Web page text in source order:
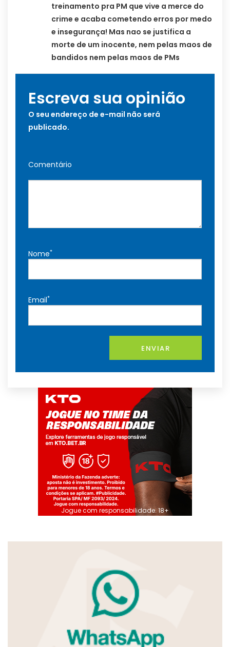
treinamento pra PM que vive a merce do
crime e acaba cometendo erros por medo
e insegurança! Mas nao se justifica a
morte de um inocente, nem pelas maos de
bandidos nem pelas maos de PMs
Escreva sua opinião
O seu endereço de e-mail não será
publicado.
Comentário
Nome*
Email*
ENVIAR
Jogue com responsabilidade. 18+